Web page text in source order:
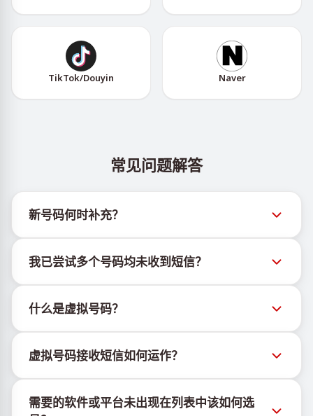
TikTok/Douyin Naver
常见问题解答
新号码何时补充？
人 @TigerSMSofficial_bot 查看。该频道会及时更新，
帮助用户获取最新号码库存。
我已尝试多个号码均未收到短信？
率。各服务平台的算法可能因多种原因拦截临时号码的
短信。为提高成功率，请尝试以下方法：
持续更换新号码尝试
登出设备上该服务的其他活跃账户
什么是虚拟号码？
或设备，也不受固定地理位置限制。其主要功能是接收
短信，包括OTP和激活码。
虚拟号码接收短信如何运作？
我们使用自有基础设施管理SIM卡，并结合定制软件为
需要的软件或平台未出现在列表中该如何选